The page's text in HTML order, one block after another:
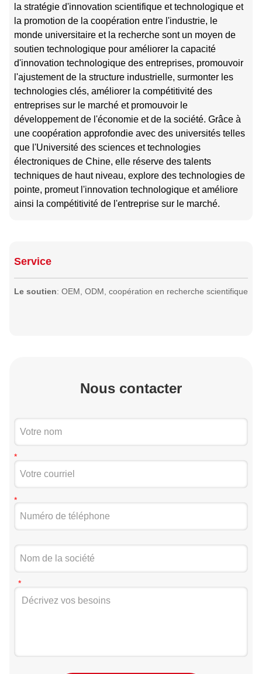
la stratégie d'innovation scientifique et technologique et
la promotion de la coopération entre l'industrie, le
monde universitaire et la recherche sont un moyen de
soutien technologique pour améliorer la capacité
d'innovation technologique des entreprises, promouvoir
l'ajustement de la structure industrielle, surmonter les
technologies clés, améliorer la compétitivité des
entreprises sur le marché et promouvoir le
développement de l'économie et de la société. Grâce à
une coopération approfondie avec des universités telles
que l'Université des sciences et technologies
électroniques de Chine, elle réserve des talents
techniques de haut niveau, explore des technologies de
pointe, promeut l'innovation technologique et améliore
ainsi la compétitivité de l'entreprise sur le marché.
Service
Le soutien: OEM, ODM, coopération en recherche scientifique
Nous contacter